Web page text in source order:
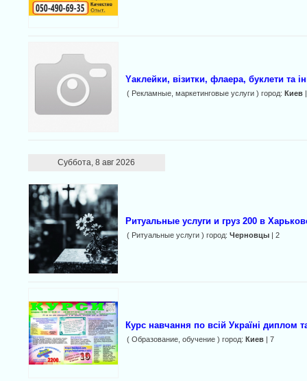
Yаклейки, візитки, флаера, буклети та
( Рекламные, маркетинговые услуги ) город: Киев|
Суббота, 8 авг 2026
Ритуальные услуги и груз 200 в
( Ритуальные услуги ) город: Черновцы| 2
Курс навчання по всій Україні диплом
( Образование, обучение ) город: Киев| 7